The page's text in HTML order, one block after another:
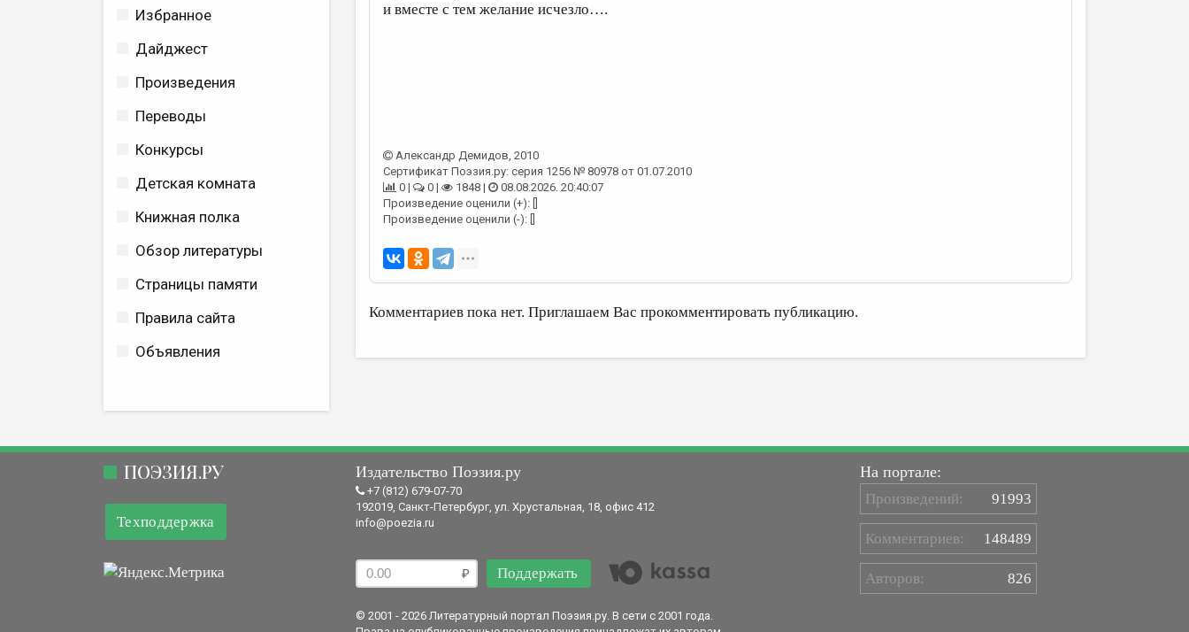
Избранное
Дайджест
Произведения
Переводы
Конкурсы
Детская комната
Книжная полка
Обзор литературы
Страницы памяти
Правила сайта
Объявления
и вместе с тем желание исчезло….
Александр Демидов, 2010
Сертификат Поэзия.ру: серия 1256 № 80978 от 01.07.2010
0 |
0 | 1848 |
08.08.2026. 20:40:07
Произведение оценили (+): []
Произведение оценили (-): []
Комментариев пока нет. Приглашаем Вас прокомментировать публикацию.
ПОЭЗИЯ.РУ
Техподдержка
Издательство Поэзия.ру
+7 (812) 679-07-70
192019, Санкт-Петербург, ул. Хрустальная, 18, офис 412
info@poezia.ru
Поддержать
© 2001 - 2026 Литературный портал Поэзия.ру. В сети с 2001 года.
На портале:
Произведений: 91993
Комментариев: 148489
Авторов: 826